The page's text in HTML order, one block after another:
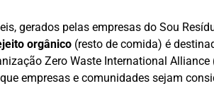
gerados pelas empresas do Sou
orgânico (resto de comida) é
Zero Waste International Alliance
empresas e comunidades sejam